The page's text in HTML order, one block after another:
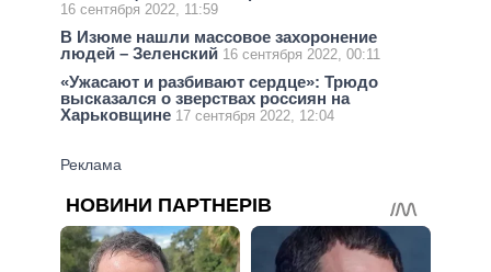
16 сентября 2022, 11:59
В Изюме нашли массовое захоронение
людей – Зеленский 16 сентября 2022, 00:11
«Ужасают и разбивают сердце»: Трюдо
высказался о зверствах россиян на
Харьковщине 17 сентября 2022, 12:04